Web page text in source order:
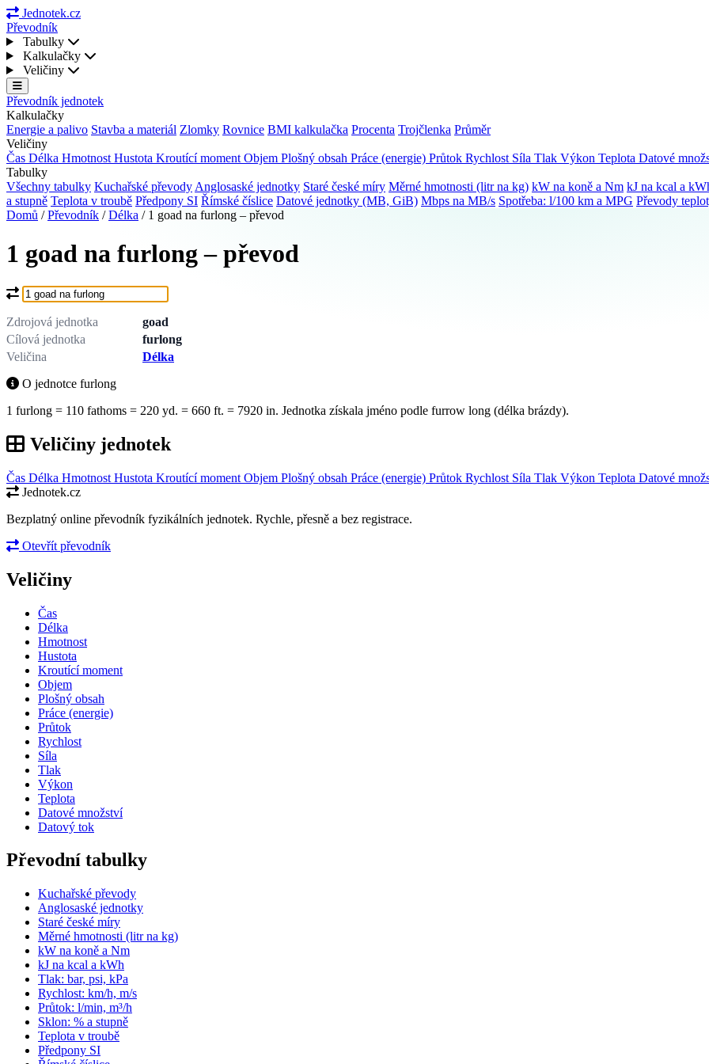
Jednotek.cz
Převodník
Tabulky
Kalkulačky
Veličiny
Převodník jednotek
Kalkulačky
Energie a palivo Stavba a materiál Zlomky Rovnice BMI kalkulačka Procenta Trojčlenka Průměr
Veličiny
Čas Délka Hmotnost Hustota Kroutící moment Objem Plošný obsah Práce (energie) Průtok Rychlost Síla Tlak Výkon Teplota Datové
Tabulky
Všechny tabulky Kuchařské převody Anglosaské jednotky Staré české míry Měrné hmotnosti (litr na kg) kW na koně a Nm kJ na kcal a
a stupně Teplota v troubě Předpony SI Římské číslice Datové jednotky (MB, GiB) Mbps na MB/s Spotřeba: l/100 km a MPG Převody
Domů / Převodník / Délka / 1 goad na furlong – převod
1 goad na furlong – převod
Co chcete převést?
Zdrojová jednotka
goad
Cílová jednotka
furlong
Veličina
Délka
O jednotce furlong
1 furlong = 110 fathoms = 220 yd. = 660 ft. = 7920 in. Jednotka získala jméno podle furrow long (délka brázdy).
Veličiny jednotek
Čas Délka Hmotnost Hustota Kroutící moment Objem Plošný obsah Práce (energie) Průtok Rychlost Síla Tlak Výkon Teplota Datové
Jednotek.cz
Bezplatný online převodník fyzikálních jednotek. Rychle, přesně a bez registrace.
Otevřít převodník
Veličiny
Čas
Délka
Hmotnost
Hustota
Kroutící moment
Objem
Plošný obsah
Práce (energie)
Průtok
Rychlost
Síla
Tlak
Výkon
Teplota
Datové množství
Datový tok
Převodní tabulky
Kuchařské převody
Anglosaské jednotky
Staré české míry
Měrné hmotnosti (litr na kg)
kW na koně a Nm
kJ na kcal a kWh
Tlak: bar, psi, kPa
Rychlost: km/h, m/s
Průtok: l/min, m³/h
Sklon: % a stupně
Teplota v troubě
Předpony SI